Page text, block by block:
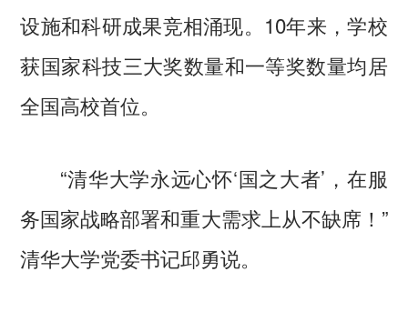
设施和科研成果竞相涌现。10年来，学校
获国家科技三大奖数量和一等奖数量均居
全国高校首位。
“清华大学永远心怀‘国之大者’，在服
务国家战略部署和重大需求上从不缺席！”
清华大学党委书记邱勇说。